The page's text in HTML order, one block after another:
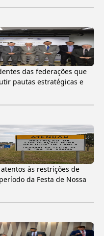
das federações que
pautas estratégicas e
às restrições de
da Festa de Nossa